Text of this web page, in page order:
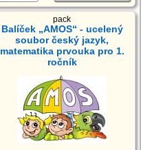
pack
Balíček „AMOS“ - ucelený
soubor český jazyk,
matematika prvouka pro 1.
ročník